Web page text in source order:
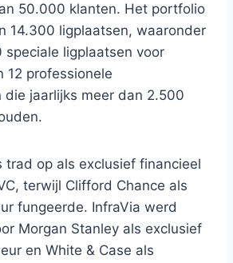
50.000 klanten. Het portfolio
14.300 ligplaatsen, waaronder
speciale ligplaatsen voor
12 professionele
die jaarlijks meer dan 2.500
trad op als exclusief financieel
terwijl Clifford Chance als
fungeerde. InfraVia werd
Morgan Stanley als exclusief
en White & Case als